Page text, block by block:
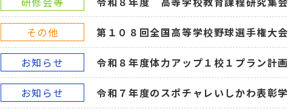
その他 第１０８回全国高等学校野球選手権大
お知らせ 令和８年度体力アップ１校１プラン計
お知らせ 令和７年度のスポチャレいしかわ表彰